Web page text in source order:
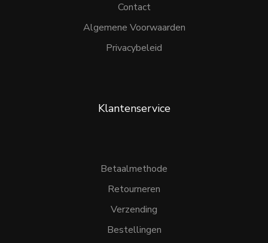
Contact
Algemene Voorwaarden
Privacybeleid
Klantenservice
Betaalmethode
Retourneren
Verzending
Bestellingen